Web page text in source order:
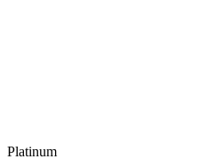
Platinum